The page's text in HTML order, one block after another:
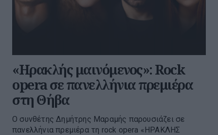
«Ηρακλής μαινόμενος»: Rock
opera σε πανελλήνια πρεμιέρα
στη Θήβα
Ο συνθέτης Δημήτρης Μαραμής παρουσιάζει σε
πανελλήνια πρεμιέρα τη rock opera «ΗΡΑΚΛΗΣ